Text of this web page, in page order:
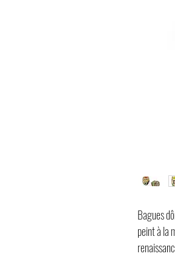
Bagues
peint à la